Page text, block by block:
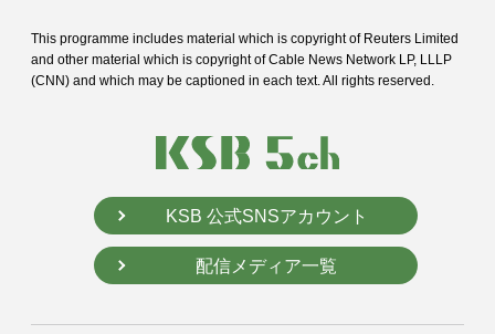
This programme includes material which is copyright of Reuters Limited
and other material which is copyright of Cable News Network LP, LLLP
(CNN) and which may be captioned in each text. All rights reserved.
KSB 公式SNSアカウント
配信メディア一覧